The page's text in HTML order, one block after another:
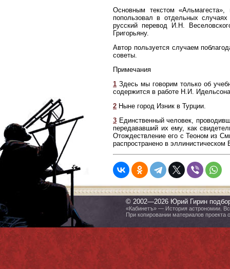
Основным текстом
попользовал в отдельных
русский перевод И.Н.
Григорьяну.
Автор пользуется случаем
советы.
Примечания
1 Здесь мы говорим только об
содержится в работе Н.И.
2 Ныне город Изник в Турции.
3 Единственный человек,
передававший их ему, как
Отождествление его с Теоном из
распространено в эллинистическом
© 2002—2026 Юрий Гирин
«Кабинетъ» — История астрономии.
При копировании материалов проекта